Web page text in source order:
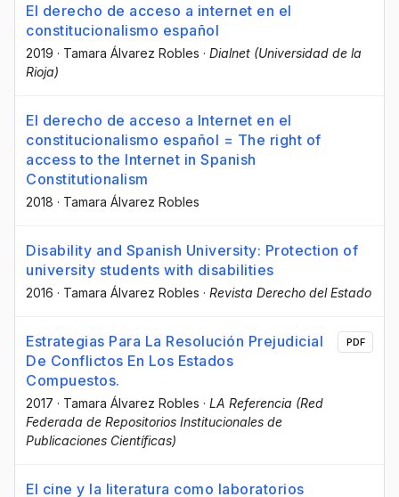
El derecho de acceso a internet en el
constitucionalismo español
2019 · Tamara Álvarez Robles · Dialnet (Universidad de la
Rioja)
El derecho de acceso a Internet en el
constitucionalismo español = The right of
access to the Internet in Spanish
Constitutionalism
2018 · Tamara Álvarez Robles
Disability and Spanish University: Protection of
university students with disabilities
2016 · Tamara Álvarez Robles · Revista Derecho del Estado
Estrategias Para La Resolución Prejudicial
De Conflictos En Los Estados
Compuestos.
2017 · Tamara Álvarez Robles · LA Referencia (Red
Federada de Repositorios Institucionales de
Publicaciones Científicas)
PDF
El cine y la literatura como laboratorios